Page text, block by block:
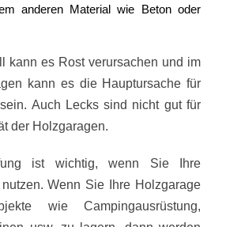
anderen Material wie Beton oder
kann es Rost verursachen und im
kann es die Hauptursache für
Auch Lecks sind nicht gut für
der Holzgaragen.
ist wichtig, wenn Sie Ihre
Wenn Sie Ihre Holzgarage
wie Campingausrüstung,